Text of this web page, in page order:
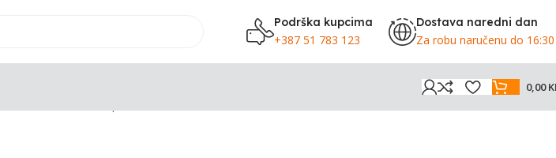
Podrška kupcima
+387 51 783 123
Dostava naredni dan
Za robu naručenu do
0,00